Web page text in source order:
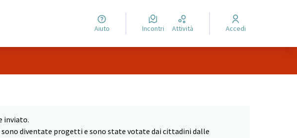
Aiuto Incontri Attività Accedi
inviato.
diventate progetti e sono state votate dai cittadini dalle